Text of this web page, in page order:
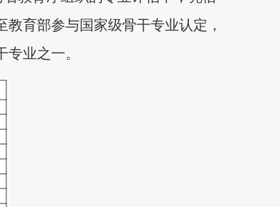
育部参与国家级骨干专业认定，
业之一。